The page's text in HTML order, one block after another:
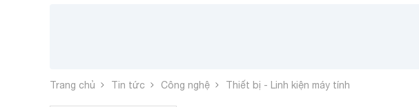
Trang chủ Tin tức Công nghệ Thiết bị - Linh kiện máy tính